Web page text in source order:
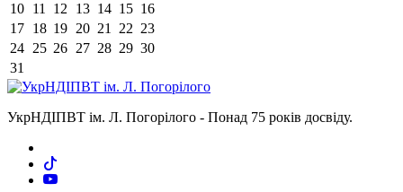
10 11 12 13 14 15 16
17 18 19 20 21 22 23
24 25 26 27 28 29 30
31
УкрНДІПВТ ім. Л. Погорілого - Понад 75 років досвіду.